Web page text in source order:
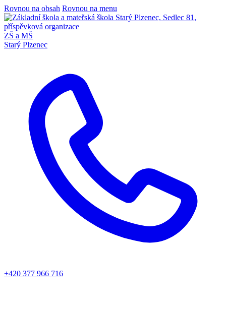
Rovnou na obsah Rovnou na menu
ZŠ a MŠ
Starý Plzenec
+420 377 966 716